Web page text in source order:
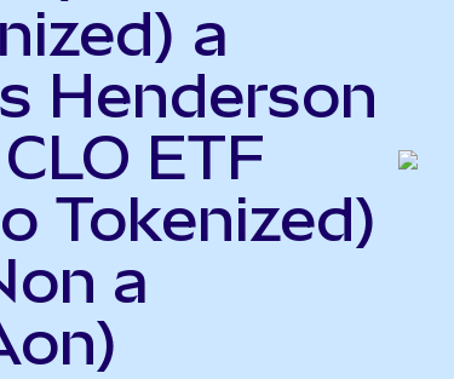
a
Henderson
ETF
Tokenized)
a